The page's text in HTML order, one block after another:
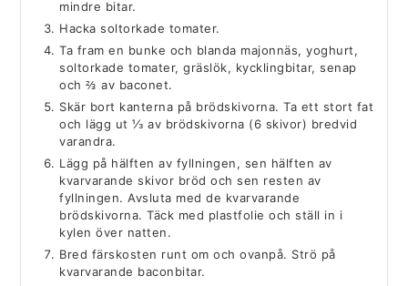
mindre bitar.
Hacka soltorkade tomater.
Ta fram en bunke och blanda majonnäs, yoghurt,
soltorkade tomater, gräslök, kycklingbitar, senap
och ⅔ av baconet.
Skär bort kanterna på brödskivorna. Ta ett stort fat
och lägg ut ⅓ av brödskivorna (6 skivor) bredvid
varandra.
Lägg på hälften av fyllningen, sen hälften av
kvarvarande skivor bröd och sen resten av
fyllningen. Avsluta med de kvarvarande
brödskivorna. Täck med plastfolie och ställ in i
kylen över natten.
Bred färskosten runt om och ovanpå. Strö på
kvarvarande baconbitar.